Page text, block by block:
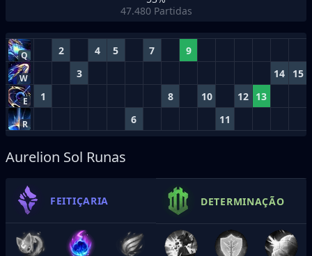
47.480 Partidas
Q 2 4 5 7 9
W 3 14 15
E 1 8 10 12 13
R 6 11
Aurelion Sol Runas
FEITIÇARIA DETERMINAÇÃO